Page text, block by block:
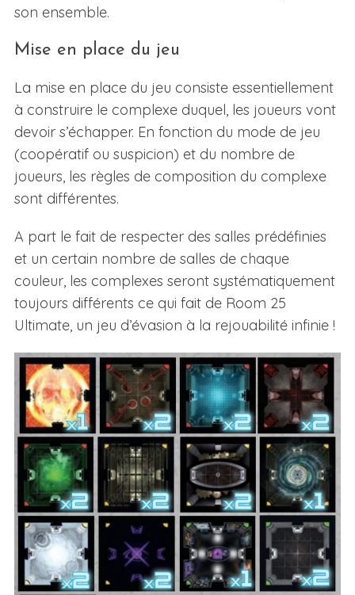
son ensemble.
Mise en place du jeu
La mise en place du jeu consiste essentiellement
à construire le complexe duquel, les joueurs vont
devoir s’échapper. En fonction du mode de jeu
(coopératif ou suspicion) et du nombre de
joueurs, les règles de composition du complexe
sont différentes.
A part le fait de respecter des salles prédéfinies
et un certain nombre de salles de chaque
couleur, les complexes seront systématiquement
toujours différents ce qui fait de Room 25
Ultimate, un jeu d’évasion à la rejouabilité infinie !